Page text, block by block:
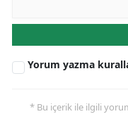
Yorum yazma
* Bu içerik ile ilgili